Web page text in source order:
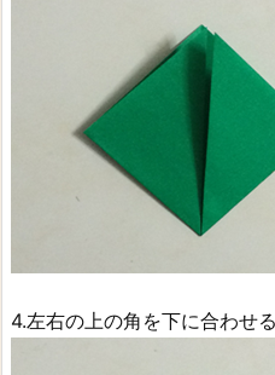
4.左右の上の角を下に合わせ